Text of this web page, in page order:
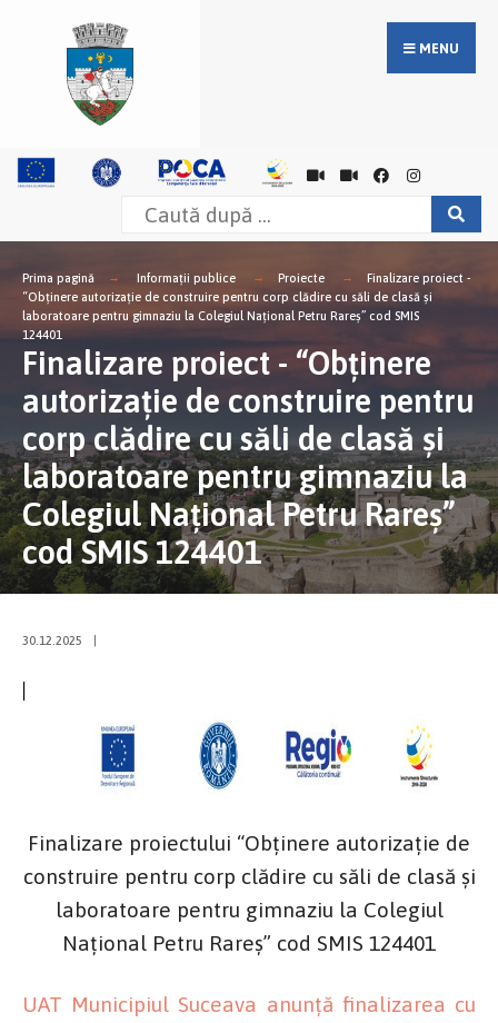
MENU
Prima pagină Informații publice Proiecte
Finalizare proiect -
“Obținere autorizație de construire pentru corp clădire cu săli de clasă și
laboratoare pentru gimnaziu la Colegiul Național Petru Rareș” cod SMIS
124401
Finalizare proiect - “Obținere
autorizație de construire pentru
corp clădire cu săli de clasă și
laboratoare pentru gimnaziu la
Colegiul Național Petru Rareș”
cod SMIS 124401
30.12.2025
Finalizare proiectului “Obținere autorizație de
construire pentru corp clădire cu săli de clasă și
laboratoare pentru gimnaziu la Colegiul
Național Petru Rareș” cod SMIS 124401
UAT Municipiul Suceava anunță finalizarea cu